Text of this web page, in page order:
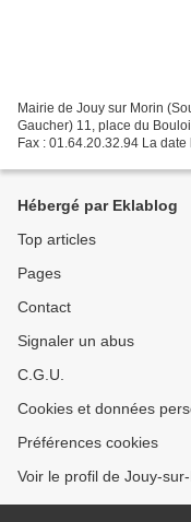
Mairie de Jouy sur Morin
Gaucher) 11, place du
Fax : 01.64.20.32.94 La
Hébergé par Eklablog
Top articles
Pages
Contact
Signaler un abus
C.G.U.
Cookies et données
Préférences cookies
Voir le profil de Jouy-